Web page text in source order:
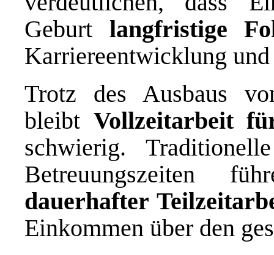
Geburt langfristige
Karriereentwicklung und
Trotz des Ausbaus
bleibt Vollzeitarbeit
schwierig.
Betreuungszeiten
dauerhafter
Einkommen über den